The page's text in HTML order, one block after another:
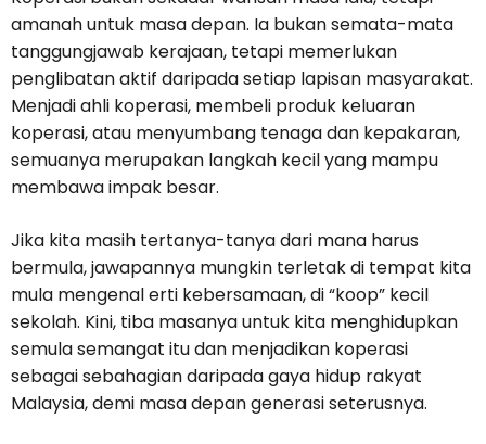
amanah untuk masa depan. Ia bukan semata-mata
tanggungjawab kerajaan, tetapi memerlukan
penglibatan aktif daripada setiap lapisan masyarakat.
Menjadi ahli koperasi, membeli produk keluaran
koperasi, atau menyumbang tenaga dan kepakaran,
semuanya merupakan langkah kecil yang mampu
membawa impak besar.
Jika kita masih tertanya-tanya dari mana harus
bermula, jawapannya mungkin terletak di tempat kita
mula mengenal erti kebersamaan, di “koop” kecil
sekolah. Kini, tiba masanya untuk kita menghidupkan
semula semangat itu dan menjadikan koperasi
sebagai sebahagian daripada gaya hidup rakyat
Malaysia, demi masa depan generasi seterusnya.